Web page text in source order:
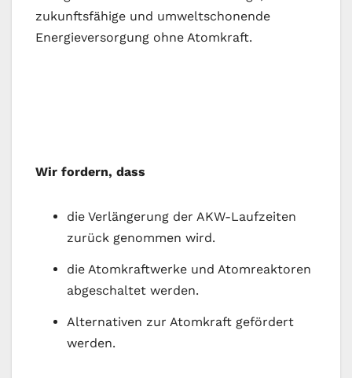
zukunftsfähige und umweltschonende
Energieversorgung ohne Atomkraft.
Wir fordern, dass
die Verlängerung der AKW-Laufzeiten
zurück genommen wird.
die Atomkraftwerke und Atomreaktoren
abgeschaltet werden.
Alternativen zur Atomkraft gefördert
werden.